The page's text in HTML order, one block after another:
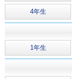
④柏芳ビルに入り、エ
を引いてお入りくださ
4年生
1年生